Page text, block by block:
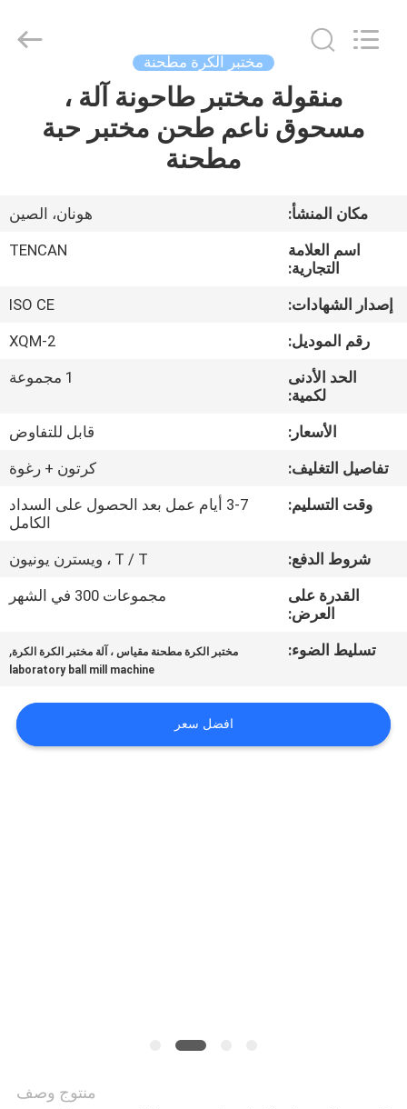
معلومات
جولة
مراقبة
الجودة
اطلب
Technology
مختبر الكرة مطحنة
منقولة مختبر طاحونة آلة ،
مسحوق ناعم طحن مختبر حبة
مطحنة
مكان المنشأ:
هونان، الصين
اسم العلامة
التجارية:
TENCAN
إصدار الشهادات:
ISO CE
رقم الموديل:
XQM-2
الحد الأدنى
لكمية:
1 مجموعة
الأسعار:
قابل للتفاوض
تفاصيل التغليف:
كرتون + رغوة
وقت التسليم:
3-7 أيام عمل بعد الحصول على السداد
الكامل
شروط الدفع:
T / T ، ويسترن يونيون
القدرة على
العرض:
مجموعات 300 في الشهر
تسليط الضوء: مختبر الكرة مطحنة مقياس ، آلة مختبر الكرة الكرة,
laboratory ball mill machine
افضل سعر
منتوج وصف